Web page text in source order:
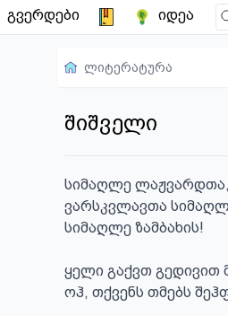
გვერდები იდეა
ლიტერატურა
შიშველი
სიმაღლე ლაჟვარდთა,
ვარსკვლავთა
სიმაღლე ზამბახის!
ყელი გაქვთ გედივით
ოჰ, თქვენს თმებს